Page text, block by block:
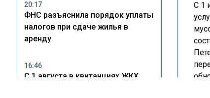
20:17
ФНС разъяснила порядок уплаты
налогов при сдаче жилья в
аренду
16:46
С 1 августа в квитанциях ЖКХ
С 1